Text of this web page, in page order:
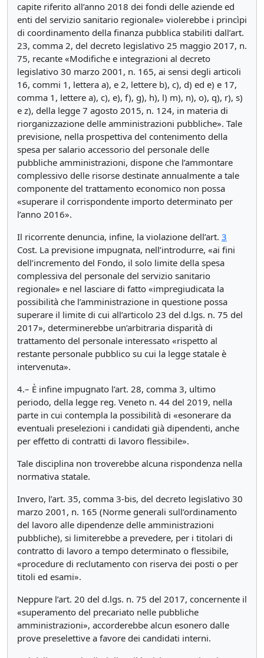
capite riferito all’anno 2018 dei fondi delle aziende ed
enti del servizio sanitario regionale» violerebbe i princìpi
di coordinamento della finanza pubblica stabiliti dall’art.
23, comma 2, del decreto legislativo 25 maggio 2017, n.
75, recante «Modifiche e integrazioni al decreto
legislativo 30 marzo 2001, n. 165, ai sensi degli articoli
16, commi 1, lettera a), e 2, lettere b), c), d) ed e) e 17,
comma 1, lettere a), c), e), f), g), h), l) m), n), o), q), r), s)
e z), della legge 7 agosto 2015, n. 124, in materia di
riorganizzazione delle amministrazioni pubbliche». Tale
previsione, nella prospettiva del contenimento della
spesa per salario accessorio del personale delle
pubbliche amministrazioni, dispone che l’ammontare
complessivo delle risorse destinate annualmente a tale
componente del trattamento economico non possa
«superare il corrispondente importo determinato per
l’anno 2016».
Il ricorrente denuncia, infine, la violazione dell’art. 3
Cost. La previsione impugnata, nell’introdurre, «ai fini
dell’incremento del Fondo, il solo limite della spesa
complessiva del personale del servizio sanitario
regionale» e nel lasciare di fatto «impregiudicata la
possibilità che l’amministrazione in questione possa
superare il limite di cui all’articolo 23 del d.lgs. n. 75 del
2017», determinerebbe un’arbitraria disparità di
trattamento del personale interessato «rispetto al
restante personale pubblico su cui la legge statale è
intervenuta».
4.– È infine impugnato l’art. 28, comma 3, ultimo
periodo, della legge reg. Veneto n. 44 del 2019, nella
parte in cui contempla la possibilità di «esonerare da
eventuali preselezioni i candidati già dipendenti, anche
per effetto di contratti di lavoro flessibile».
Tale disciplina non troverebbe alcuna rispondenza nella
normativa statale.
Invero, l’art. 35, comma 3-bis, del decreto legislativo 30
marzo 2001, n. 165 (Norme generali sull’ordinamento
del lavoro alle dipendenze delle amministrazioni
pubbliche), si limiterebbe a prevedere, per i titolari di
contratto di lavoro a tempo determinato o flessibile,
«procedure di reclutamento con riserva dei posti o per
titoli ed esami».
Neppure l’art. 20 del d.lgs. n. 75 del 2017, concernente il
«superamento del precariato nelle pubbliche
amministrazioni», accorderebbe alcun esonero dalle
prove preselettive a favore dei candidati interni.